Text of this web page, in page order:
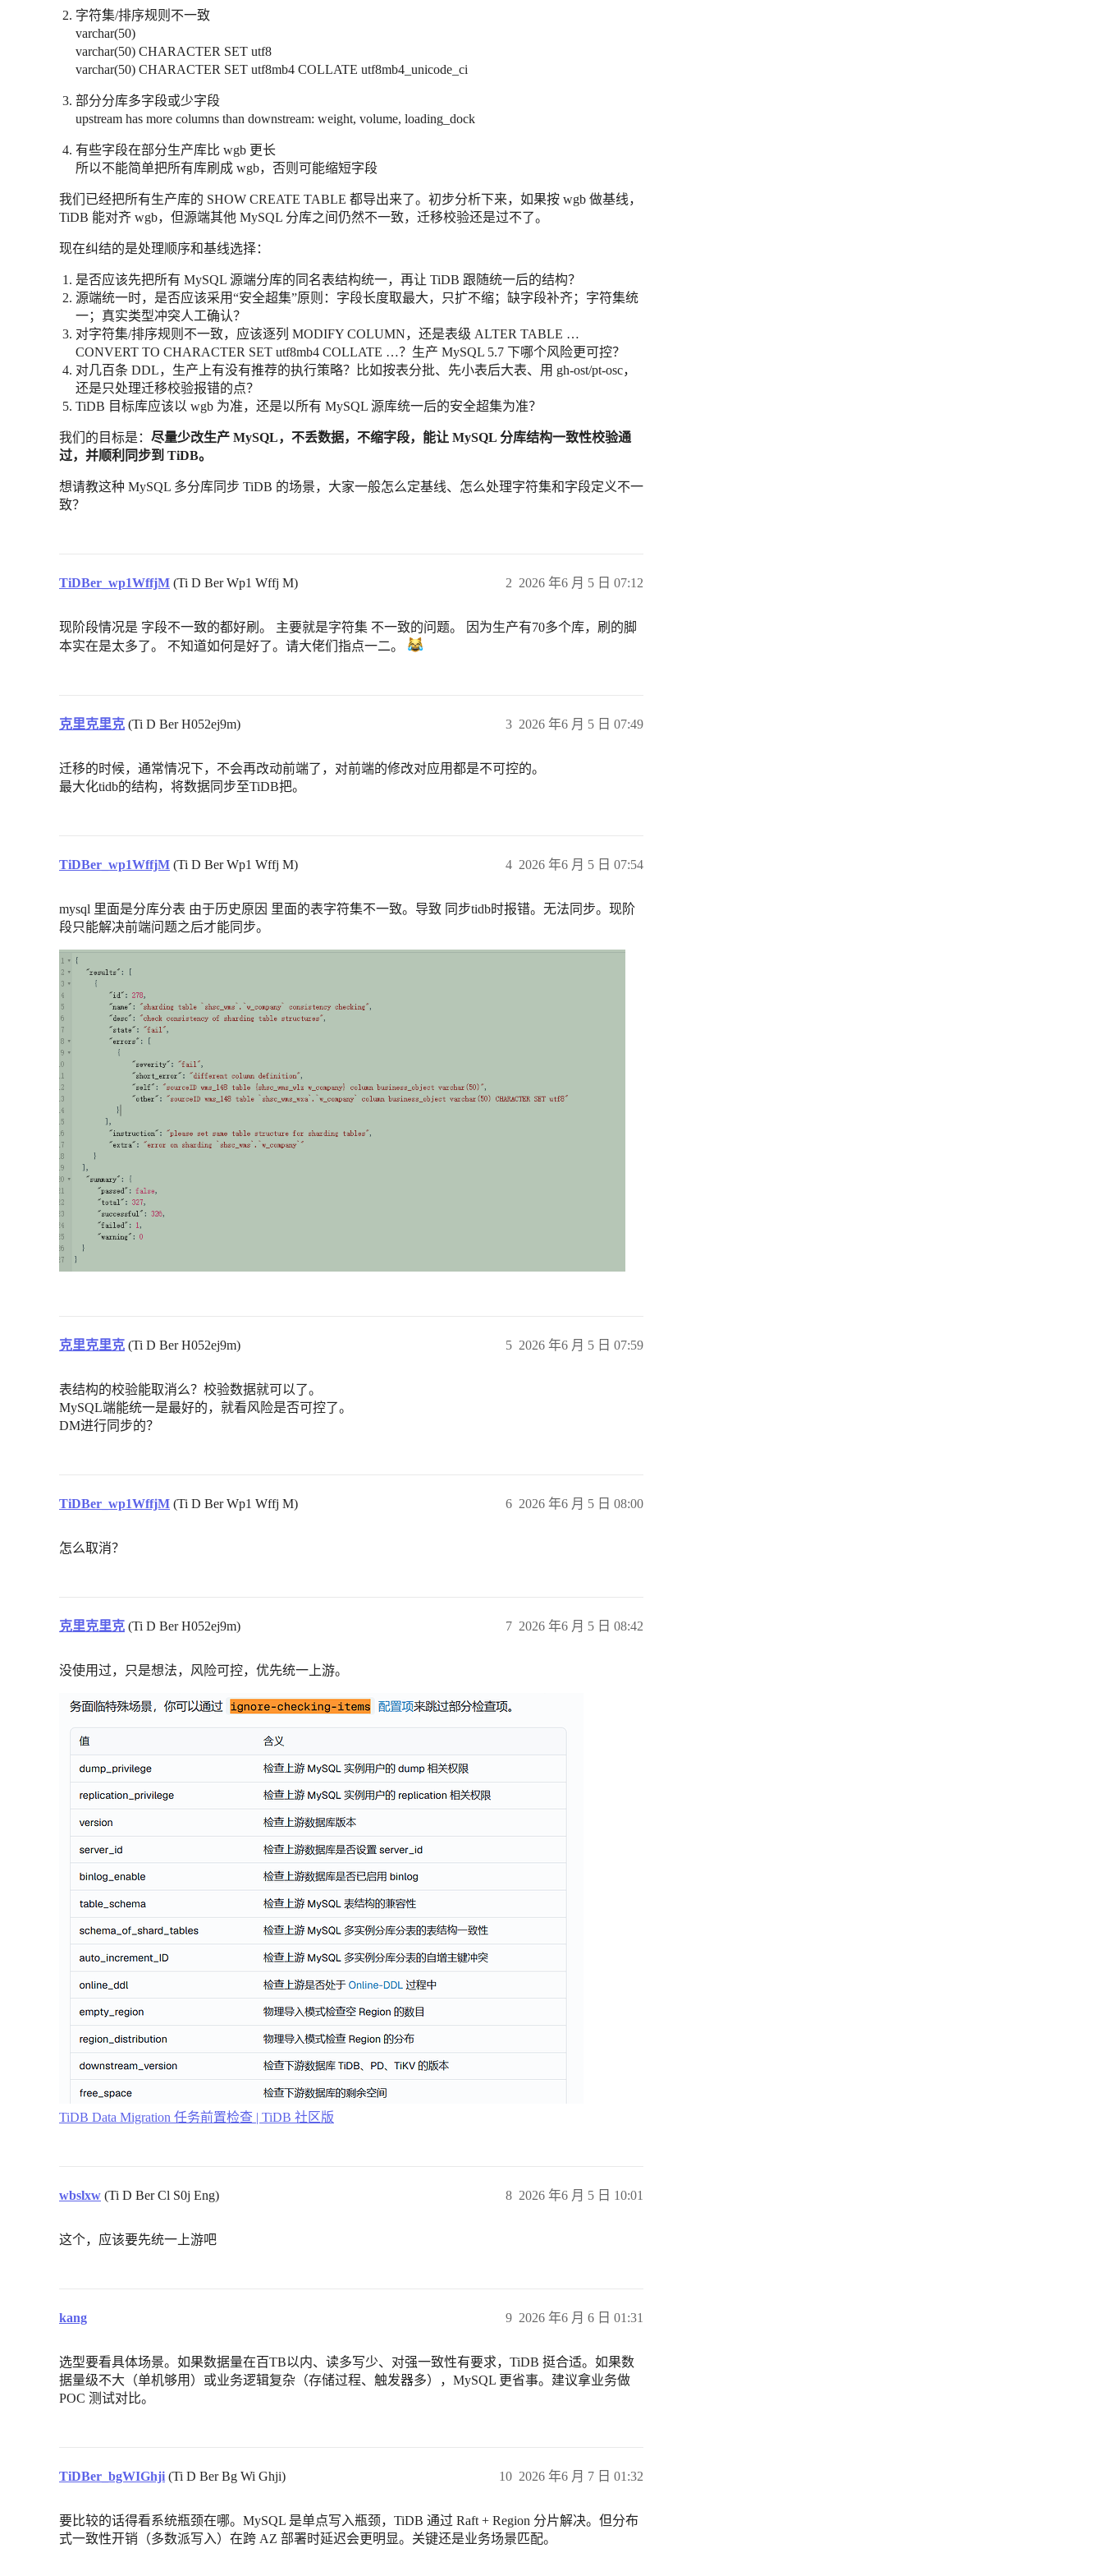
字符集/排序规则不一致
varchar(50)
varchar(50) CHARACTER SET utf8
varchar(50) CHARACTER SET utf8mb4 COLLATE utf8mb4_unicode_ci
部分分库多字段或少字段
upstream has more columns than downstream: weight, volume, loading_dock
有些字段在部分生产库比 wgb 更长
所以不能简单把所有库刷成 wgb，否则可能缩短字段
我们已经把所有生产库的 SHOW CREATE TABLE 都导出来了。初步分析下来，如果按 wgb 做基线，
TiDB 能对齐 wgb，但源端其他 MySQL 分库之间仍然不一致，迁移校验还是过不了。
现在纠结的是处理顺序和基线选择：
是否应该先把所有 MySQL 源端分库的同名表结构统一，再让 TiDB 跟随统一后的结构？
源端统一时，是否应该采用“安全超集”原则：字段长度取最大，只扩不缩；缺字段补齐；字符集统
一；真实类型冲突人工确认？
对字符集/排序规则不一致，应该逐列 MODIFY COLUMN，还是表级 ALTER TABLE …
CONVERT TO CHARACTER SET utf8mb4 COLLATE …？生产 MySQL 5.7 下哪个风险更可控？
对几百条 DDL，生产上有没有推荐的执行策略？比如按表分批、先小表后大表、用 gh-ost/pt-osc，
还是只处理迁移校验报错的点？
TiDB 目标库应该以 wgb 为准，还是以所有 MySQL 源库统一后的安全超集为准？
我们的目标是： 尽量少改生产 MySQL，不丢数据，不缩字段，能让 MySQL 分库结构一致性校验通
过，并顺利同步到 TiDB。
想请教这种 MySQL 多分库同步 TiDB 的场景，大家一般怎么定基线、怎么处理字符集和字段定义不一
致？
TiDBer_wp1WffjM (Ti D Ber Wp1 Wffj M) 2026 年6 月 5 日 07:12
2
现阶段情况是 字段不一致的都好刷。 主要就是字符集 不一致的问题。 因为生产有70多个库，刷的脚
本实在是太多了。 不知道如何是好了。请大佬们指点一二。
克里克里克 (Ti D Ber H052ej9m) 2026 年6 月 5 日 07:49
3
迁移的时候，通常情况下，不会再改动前端了，对前端的修改对应用都是不可控的。
最大化tidb的结构，将数据同步至TiDB把。
TiDBer_wp1WffjM (Ti D Ber Wp1 Wffj M) 2026 年6 月 5 日 07:54
4
mysql 里面是分库分表 由于历史原因 里面的表字符集不一致。导致 同步tidb时报错。无法同步。现阶
段只能解决前端问题之后才能同步。
克里克里克 (Ti D Ber H052ej9m) 2026 年6 月 5 日 07:59
5
表结构的校验能取消么？校验数据就可以了。
MySQL端能统一是最好的，就看风险是否可控了。
DM进行同步的？
TiDBer_wp1WffjM (Ti D Ber Wp1 Wffj M) 2026 年6 月 5 日 08:00
6
怎么取消？
克里克里克 (Ti D Ber H052ej9m) 2026 年6 月 5 日 08:42
7
没使用过，只是想法，风险可控，优先统一上游。
TiDB Data Migration 任务前置检查 | TiDB 社区版
wbslxw (Ti D Ber Cl S0j Eng) 2026 年6 月 5 日 10:01
8
这个，应该要先统一上游吧
kang 2026 年6 月 6 日 01:31
9
选型要看具体场景。如果数据量在百TB以内、读多写少、对强一致性有要求，TiDB 挺合适。如果数
据量级不大（单机够用）或业务逻辑复杂（存储过程、触发器多），MySQL 更省事。建议拿业务做
POC 测试对比。
TiDBer_bgWIGhji (Ti D Ber Bg Wi Ghji) 2026 年6 月 7 日 01:32
10
要比较的话得看系统瓶颈在哪。MySQL 是单点写入瓶颈，TiDB 通过 Raft + Region 分片解决。但分布
式一致性开销（多数派写入）在跨 AZ 部署时延迟会更明显。关键还是业务场景匹配。